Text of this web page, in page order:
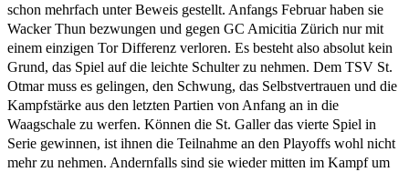
schon mehrfach unter Beweis gestellt. Anfangs Februar haben sie
Wacker Thun bezwungen und gegen GC Amicitia Zürich nur mit
einem einzigen Tor Differenz verloren. Es besteht also absolut kein
Grund, das Spiel auf die leichte Schulter zu nehmen. Dem TSV St.
Otmar muss es gelingen, den Schwung, das Selbstvertrauen und die
Kampfstärke aus den letzten Partien von Anfang an in die
Waagschale zu werfen. Können die St. Galler das vierte Spiel in
Serie gewinnen, ist ihnen die Teilnahme an den Playoffs wohl nicht
mehr zu nehmen. Andernfalls sind sie wieder mitten im Kampf um